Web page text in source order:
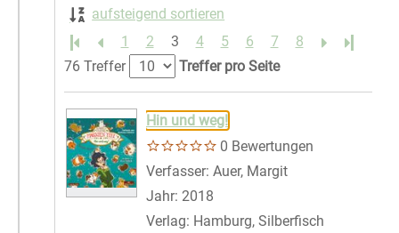
aufsteigend sortieren
1
2 3 4 5 6 7 8
Letzte
76 Treffer
Treffer pro Seite
Suchergebnis
Zu den Suchfiltern springen
Hin und weg!
0 Bewertungen
Verfasser: Auer, Margit
Jahr: 2018
Verlag: Hamburg, Silberfisch